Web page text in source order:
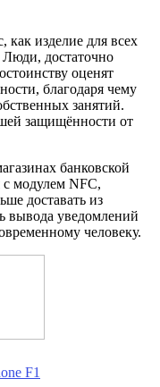
как изделие для всех
Люди, достаточно
оценят
благодаря чему
занятий.
защищённости от
банковской
с модулем NFC,
доставать из
вывода уведомлений
человеку.
F1